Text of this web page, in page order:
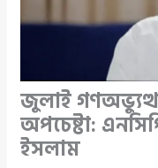
জুলাই
অপচেষ্টা:
ইসলাম